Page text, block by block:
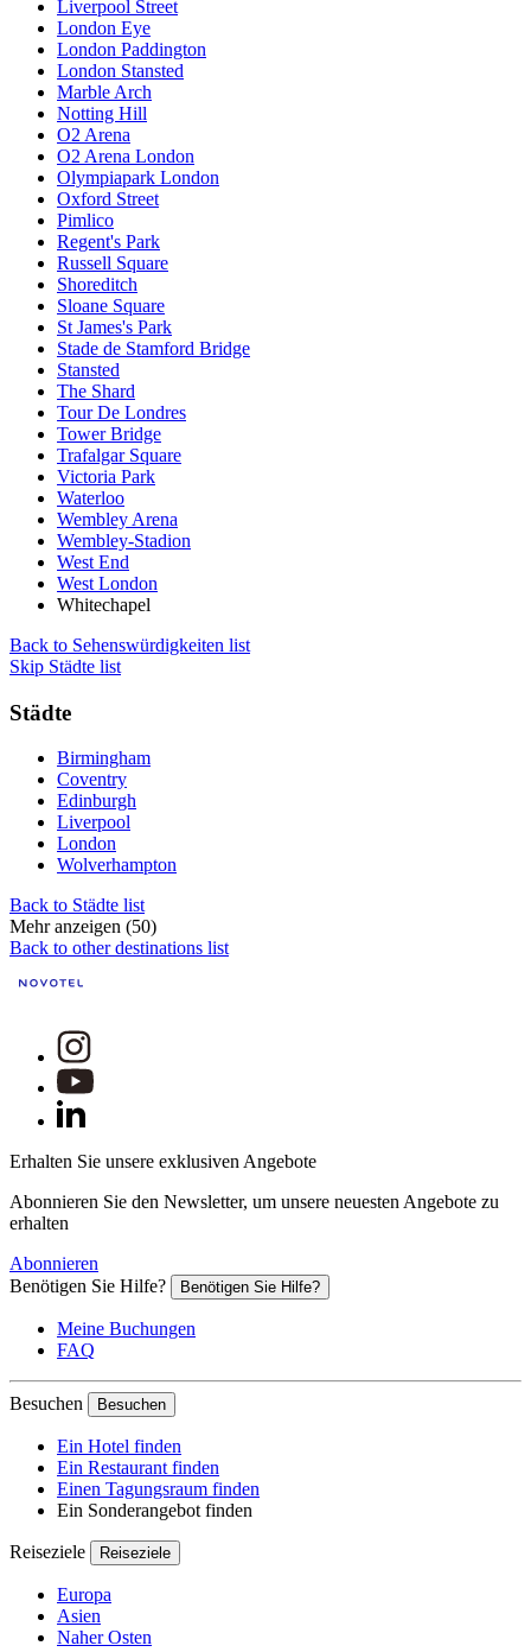
Liverpool Street
London Eye
London Paddington
London Stansted
Marble Arch
Notting Hill
O2 Arena
O2 Arena London
Olympiapark London
Oxford Street
Pimlico
Regent's Park
Russell Square
Shoreditch
Sloane Square
St James's Park
Stade de Stamford Bridge
Stansted
The Shard
Tour De Londres
Tower Bridge
Trafalgar Square
Victoria Park
Waterloo
Wembley Arena
Wembley-Stadion
West End
West London
Whitechapel
Back to Sehenswürdigkeiten list
Skip Städte list
Städte
Birmingham
Coventry
Edinburgh
Liverpool
London
Wolverhampton
Back to Städte list
Mehr anzeigen (50)
Back to other destinations list
Erhalten Sie unsere exklusiven Angebote
Abonnieren Sie den Newsletter, um unsere neuesten Angebote zu
erhalten
Abonnieren
Benötigen Sie Hilfe?
Benötigen Sie Hilfe?
Meine Buchungen
FAQ
Besuchen Besuchen
Ein Hotel finden
Ein Restaurant finden
Einen Tagungsraum finden
Ein Sonderangebot finden
Reiseziele Reiseziele
Europa
Asien
Naher Osten